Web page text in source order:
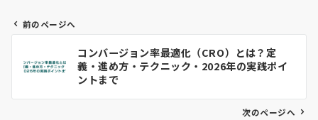
ビ
前のページへ
コンバージョン率最適化（CRO）とは？定
義・進め方・テクニック・2026年の実践ポイ
ントまで
次のページへ